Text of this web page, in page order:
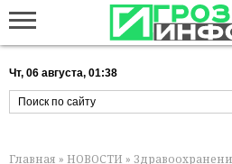
Чт, 06 августа, 01:38
Главная » НОВОСТИ »